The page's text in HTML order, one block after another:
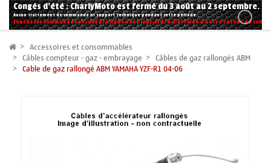
Congés d'été : CharlyMoto est fermé du 3 août au 2 septembre.
Aucun traitement de commande ni support technique pendant cette période.
Toutes les commandes seront traitées dans leur ordre d'arrivée à notre retour de
Accessoires et consommables
Câbles compteur - gaz - embrayage Câbles de gaz rallongés ABM
Cable de gaz rallongé ABM YAMAHA YZF-R1 04-06